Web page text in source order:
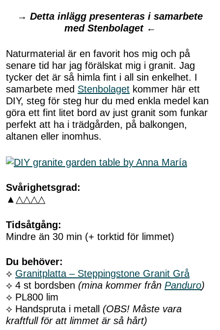
→ Detta inlägg presenteras i samarbete
med Stenbolaget ←
Naturmaterial är en favorit hos mig och på
senare tid har jag förälskat mig i granit. Jag
tycker det är så himla fint i all sin enkelhet. I
samarbete med Stenbolaget kommer här ett
DIY, steg för steg hur du med enkla medel kan
göra ett fint litet bord av just granit som funkar
perfekt att ha i trädgården, på balkongen,
altanen eller inomhus.
Svårighetsgrad:
▲△△△△
Tidsåtgång:
Mindre än 30 min (+ torktid för limmet)
Du behöver:
⟡ Granitplatta – Steppingstone Granit Grå
⟡ 4 st bordsben (mina kommer från Panduro)
⟡ PL800 lim
⟡ Handspruta i metall (OBS! Måste vara
kraftfull för att limmet är så hårt)